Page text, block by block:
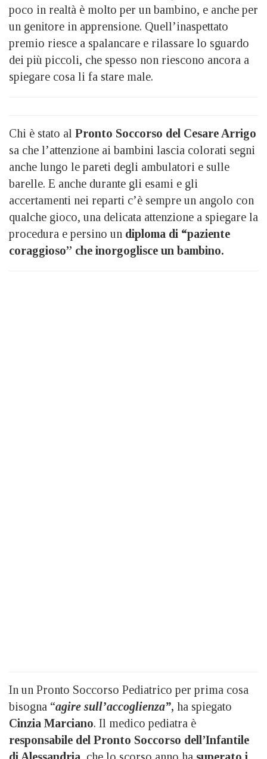
poco in realtà è molto per un bambino, e anche per
un genitore in apprensione. Quell’inaspettato
premio riesce a spalancare e rilassare lo sguardo
dei più piccoli, che spesso non riescono ancora a
spiegare cosa li fa stare male.
Chi è stato al Pronto Soccorso del Cesare Arrigo
sa che l’attenzione ai bambini lascia colorati segni
anche lungo le pareti degli ambulatori e sulle
barelle. E anche durante gli esami e gli
accertamenti nei reparti c’è sempre un angolo con
qualche gioco, una delicata attenzione a spiegare la
procedura e persino un diploma di “paziente
coraggioso” che inorgoglisce un bambino.
In un Pronto Soccorso Pediatrico per prima cosa
bisogna “agire sull’accoglienza”, ha spiegato
Cinzia Marciano. Il medico pediatra è
responsabile del Pronto Soccorso dell’Infantile